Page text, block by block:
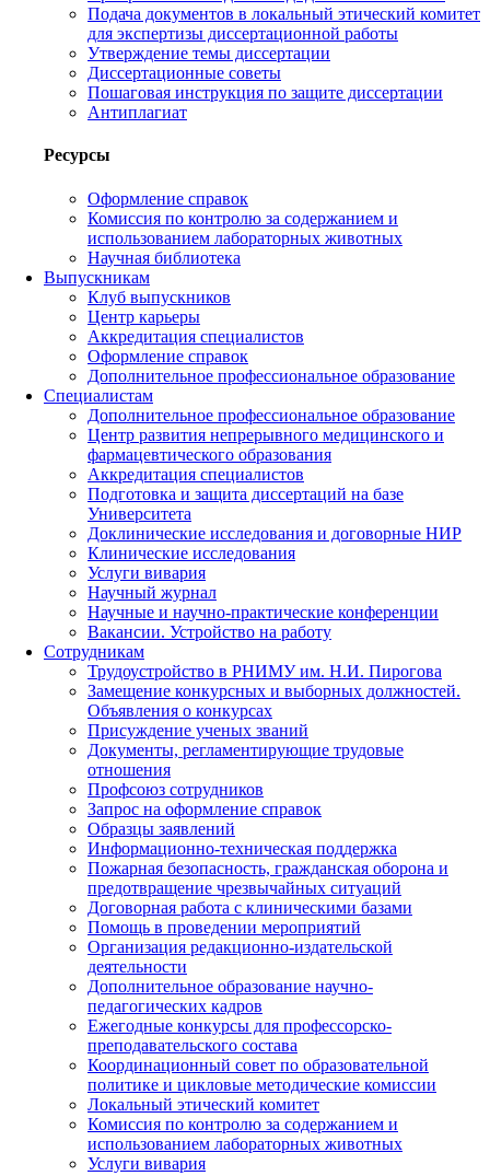
Подача документов в локальный этический комитет
для экспертизы диссертационной работы
Утверждение темы диссертации
Диссертационные советы
Пошаговая инструкция по защите диссертации
Антиплагиат
Ресурсы
Оформление справок
Комиссия по контролю за содержанием и
использованием лабораторных животных
Научная библиотека
Выпускникам
Клуб выпускников
Центр карьеры
Аккредитация специалистов
Оформление справок
Дополнительное профессиональное образование
Специалистам
Дополнительное профессиональное образование
Центр развития непрерывного медицинского и
фармацевтического образования
Аккредитация специалистов
Подготовка и защита диссертаций на базе
Университета
Доклинические исследования и договорные НИР
Клинические исследования
Услуги вивария
Научный журнал
Научные и научно-практические конференции
Вакансии. Устройство на работу
Сотрудникам
Трудоустройство в РНИМУ им. Н.И. Пирогова
Замещение конкурсных и выборных должностей.
Объявления о конкурсах
Присуждение ученых званий
Документы, регламентирующие трудовые
отношения
Профсоюз сотрудников
Запрос на оформление справок
Образцы заявлений
Информационно-техническая поддержка
Пожарная безопасность, гражданская оборона и
предотвращение чрезвычайных ситуаций
Договорная работа с клиническими базами
Помощь в проведении мероприятий
Организация редакционно-издательской
деятельности
Дополнительное образование научно-
педагогических кадров
Ежегодные конкурсы для профессорско-
преподавательского состава
Координационный совет по образовательной
политике и цикловые методические комиссии
Локальный этический комитет
Комиссия по контролю за содержанием и
использованием лабораторных животных
Услуги вивария